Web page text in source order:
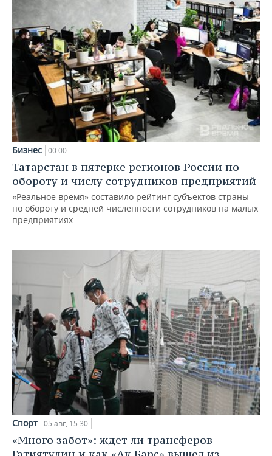
Бизнес 00:00
Татарстан в пятерке регионов России по
обороту и числу сотрудников предприятий
«Реальное время» составило рейтинг субъектов страны
по обороту и средней численности сотрудников на малых
предприятиях
Спорт 05 авг, 15:30
«Много забот»: ждет ли трансферов